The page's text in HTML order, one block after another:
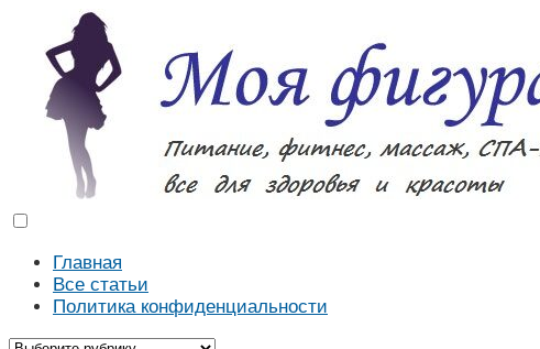
Моя фигура
Как похудеть в домашних условиях. Массаж, диеты,
Главная
Все статьи
Политика конфиденциальности